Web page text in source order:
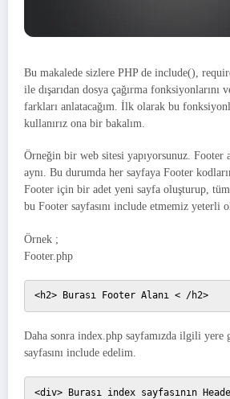
Bu makalede sizlere PHP de include(),
ile dışarıdan dosya çağırma fonksiyonlarını
farkları anlatacağım. İlk olarak bu
kullanırız ona bir bakalım.
Örneğin bir web sitesi yapıyorsunuz. Footer
aynı. Bu durumda her sayfaya Footer
Footer için bir adet yeni sayfa oluşturup,
bu Footer sayfasını include etmemiz yeterli
Örnek ;
Footer.php
<h2> Burası Footer Alanı < /h2>
Daha sonra index.php sayfamızda ilgili yere
sayfasını include edelim.
<div> Burası index sayfasının